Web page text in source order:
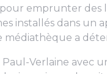
emprunter des
installés dans un
médiathèque a
Verlaine avec